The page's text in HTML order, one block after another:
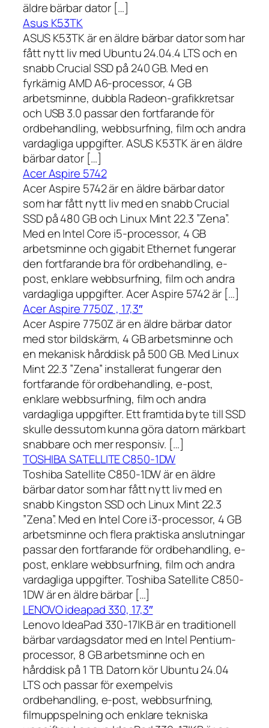
äldre bärbar dator […]
Asus K53TK
ASUS K53TK är en äldre bärbar dator som har
fått nytt liv med Ubuntu 24.04.4 LTS och en
snabb Crucial SSD på 240 GB. Med en
fyrkärnig AMD A6-processor, 4 GB
arbetsminne, dubbla Radeon-grafikkretsar
och USB 3.0 passar den fortfarande för
ordbehandling, webbsurfning, film och andra
vardagliga uppgifter. ASUS K53TK är en äldre
bärbar dator […]
Acer Aspire 5742
Acer Aspire 5742 är en äldre bärbar dator
som har fått nytt liv med en snabb Crucial
SSD på 480 GB och Linux Mint 22.3 ”Zena”.
Med en Intel Core i5-processor, 4 GB
arbetsminne och gigabit Ethernet fungerar
den fortfarande bra för ordbehandling, e-
post, enklare webbsurfning, film och andra
vardagliga uppgifter. Acer Aspire 5742 är […]
Acer Aspire 7750Z , 17,3″
Acer Aspire 7750Z är en äldre bärbar dator
med stor bildskärm, 4 GB arbetsminne och
en mekanisk hårddisk på 500 GB. Med Linux
Mint 22.3 ”Zena” installerat fungerar den
fortfarande för ordbehandling, e-post,
enklare webbsurfning, film och andra
vardagliga uppgifter. Ett framtida byte till SSD
skulle dessutom kunna göra datorn märkbart
snabbare och mer responsiv. […]
TOSHIBA SATELLITE C850-1DW
Toshiba Satellite C850-1DW är en äldre
bärbar dator som har fått nytt liv med en
snabb Kingston SSD och Linux Mint 22.3
”Zena”. Med en Intel Core i3-processor, 4 GB
arbetsminne och flera praktiska anslutningar
passar den fortfarande för ordbehandling, e-
post, enklare webbsurfning, film och andra
vardagliga uppgifter. Toshiba Satellite C850-
1DW är en äldre bärbar […]
LENOVO ideapad 330, 17,3″
Lenovo IdeaPad 330-17IKB är en traditionell
bärbar vardagsdator med en Intel Pentium-
processor, 8 GB arbetsminne och en
hårddisk på 1 TB. Datorn kör Ubuntu 24.04
LTS och passar för exempelvis
ordbehandling, e-post, webbsurfning,
filmuppspelning och enklare tekniska